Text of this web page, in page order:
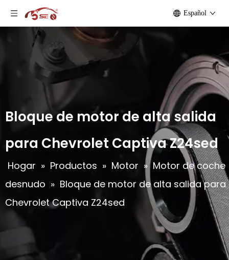
Español
Bloque de motor de alta salida
para Chevrolet Captiva Z24sed
Hogar » Productos » Motor » Motor de coche
desnudo » Bloque de motor de alta salida para
Chevrolet Captiva Z24sed